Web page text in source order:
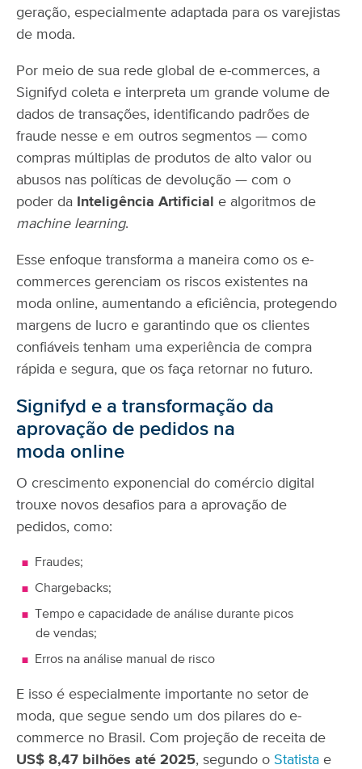
geração, especialmente adaptada para os varejistas
de moda.
Por meio de sua rede global de e-commerces, a
Signifyd coleta e interpreta um grande volume de
dados de transações, identificando padrões de
fraude nesse e em outros segmentos — como
compras múltiplas de produtos de alto valor ou
abusos nas políticas de devolução — com o
poder da
Inteligência Artificial e algoritmos de
machine learning.
Esse enfoque transforma a maneira como os e-
commerces gerenciam os riscos existentes na
moda online, aumentando a eficiência, protegendo
margens de lucro e garantindo que os clientes
confiáveis tenham uma experiência de compra
rápida e segura, que os faça retornar no futuro.
Signifyd e a transformação da
aprovação de pedidos na
moda online
O crescimento exponencial do comércio digital
trouxe novos desafios para a aprovação de
pedidos, como:
Fraudes;
Chargebacks;
Tempo e capacidade de análise durante picos
de vendas;
Erros na análise manual de risco
E isso é especialmente importante no setor de
moda, que segue sendo um dos pilares do e-
commerce no Brasil. Com projeção de receita de
US$ 8,47 bilhões até 2025, segundo o Statista e